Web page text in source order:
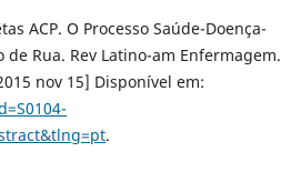
ACP. O Processo Saúde-Doença-
Rua. Rev Latino-am Enfermagem.
nov 15] Disponível em:
.